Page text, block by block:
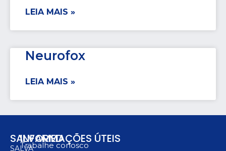
LEIA MAIS »
Neurofox
LEIA MAIS »
SALVAMED
SALVA
INFORMAÇÕES ÚTEIS
Trabalhe conosco